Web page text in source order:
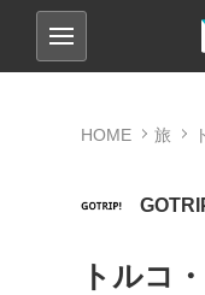
HOME 旅
トルコ